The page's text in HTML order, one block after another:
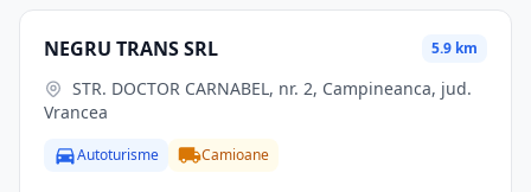
NEGRU TRANS SRL 5.9 km
Vrancea
Autoturisme Camioane